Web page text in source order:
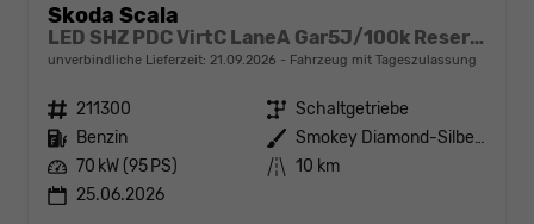
Skoda Scala
LED SHZ PDC VirtC LaneA Gar5J/100k Reserve
unverbindliche Lieferzeit: 21.09.2026 Fahrzeug mit Tageszulassung
Fahrzeugnr. 211300 Getriebe Schaltgetriebe
Kraftstoff Benzin Außenfarbe
Smokey Diamond-Silber Metallic
Leistung 70 kW (95 PS) Kilometerstand 10 km
25.06.2026